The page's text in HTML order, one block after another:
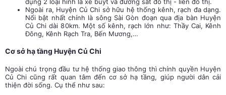
dụng 2 loại hình là xe buýt và đường sắt đô thị - liên đô thị.
Ngoài ra, Huyện Củ Chi sở hữu hệ thống kênh, rạch đa dạng.
Nổi bật nhất chính là sông Sài Gòn đoạn qua địa bàn Huyện
Củ Chi dài 80km. Một số kênh, rạch lớn như: Thầy Cai, Kênh
Đông, Kênh Rạch Tra, Bến Mương,…
Cơ sở hạ tầng Huyện Củ Chi
Ngoài chú trọng đầu tư hệ thống giao thông thì chính quyền Huyện
Củ Chi cũng rất quan tâm đến cơ sở hạ tầng, giúp người dân cải
thiện đời sống. Cụ thể như sau: